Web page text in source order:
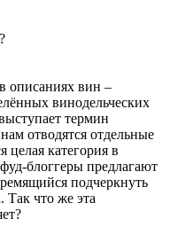
описаниях вин –
винодельческих
термин
отводятся отдельные
целая категория в
блоггеры предлагают
подчеркнуть
Так что же эта